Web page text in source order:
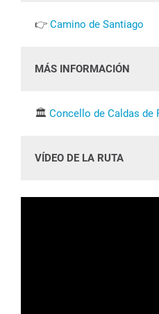
👉 Camino de Santiago
MÁS INFORMACIÓN
🏛️ Concello de Caldas de
VÍDEO DE LA RUTA